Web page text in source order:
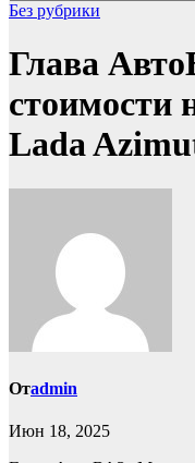
Без рубрики
Глава
стоимости
Lada
Отadmin
Июн 18, 2025